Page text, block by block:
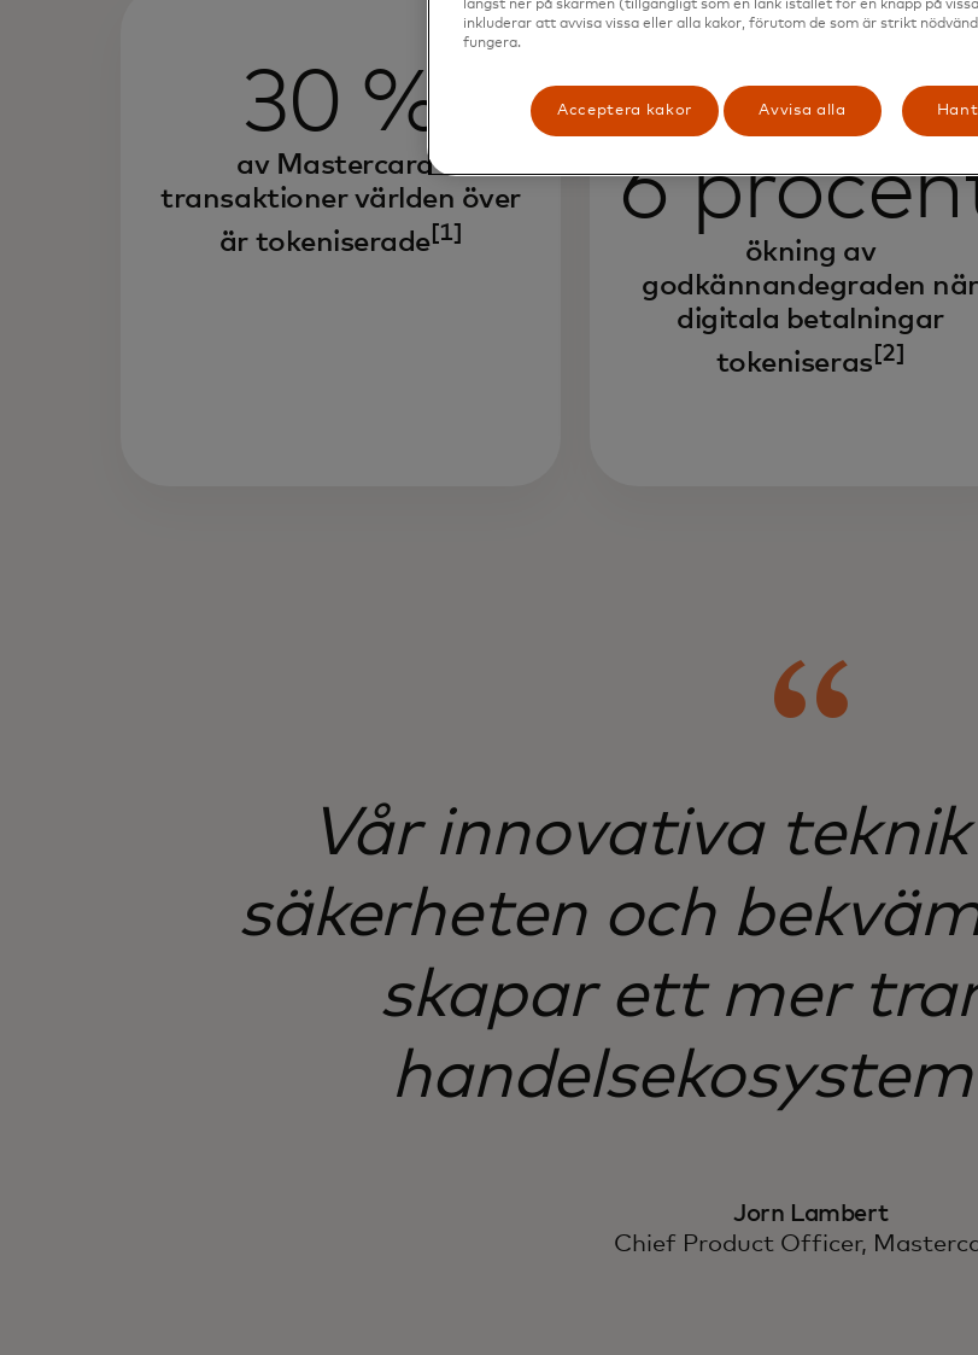
30 %
av Mastercard-
transaktioner världen över
är tokeniserade [1]
3–
6
ökning av
godkännandegraden när
digitala betalningar
tokeniseras [2]
Vår innovativa
säkerheten och
skapar ett mer
Jorn Lambert
Chief Product Officer,
längst ner på skärmen (tillgängligt som en länk istället för en knapp på
inkluderar att avvisa vissa eller alla kakor, förutom de som är strikt
fungera.
Acceptera kakor Avvisa alla